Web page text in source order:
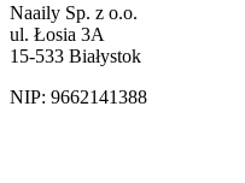
Naaily Sp. z o.o.
ul. Łosia 3A
15-533 Białystok
NIP: 9662141388